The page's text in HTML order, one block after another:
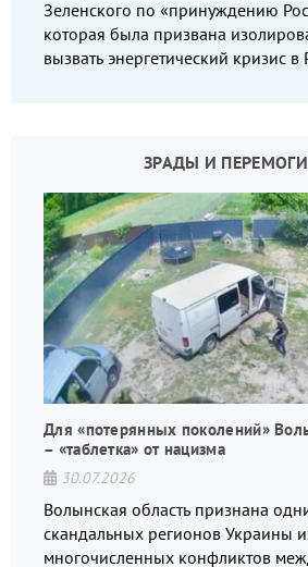
Зеленского по «принуждению
которая была призвана
вызвать энергетический кризис
ЗРАДЫ И ПЕРЕМОГИ
Для «потерянных поколений»
– «таблетка» от нацизма
30.07.2026
Волынская область признана
скандальных регионов Украины
многочисленных конфликтов